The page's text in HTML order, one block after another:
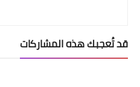
قد تُعجبك هذه المشاركات